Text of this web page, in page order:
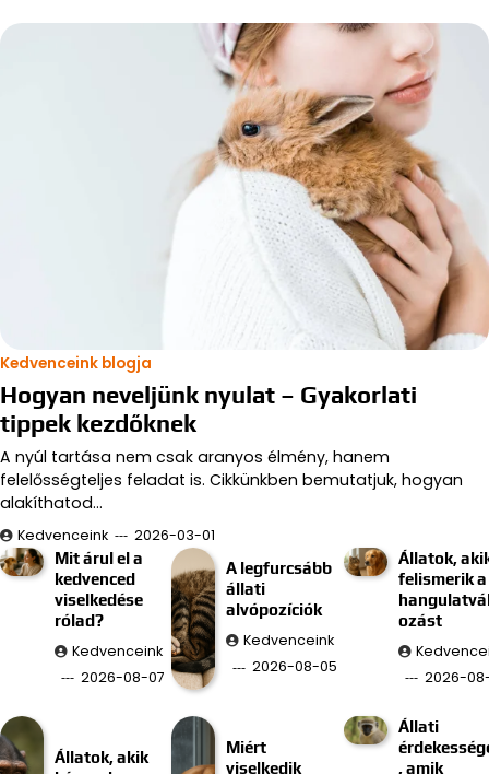
Kedvenceink blogja
Hogyan neveljünk nyulat – Gyakorlati
tippek kezdőknek
A nyúl tartása nem csak aranyos élmény, hanem
felelősségteljes feladat is. Cikkünkben bemutatjuk, hogyan
alakíthatod…
Kedvenceink
2026-03-01
Mit árul el a
kedvenced
viselkedése
rólad?
Kedvenceink
2026-08-07
A legfurcsább
állati
alvópozíciók
Kedvenceink
2026-08-05
Állatok,
felismerik a
ozást
2026-
Állatok, akik
Miért
viselkedik
Állati
, amik